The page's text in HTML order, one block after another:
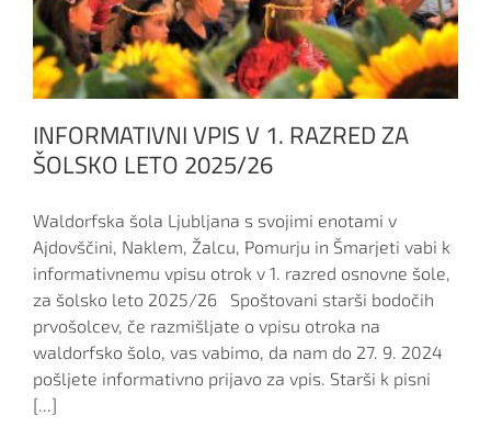
INFORMATIVNI VPIS V 1. RAZRED ZA
ŠOLSKO LETO 2025/26
Waldorfska šola Ljubljana s svojimi enotami v
Ajdovščini, Naklem, Žalcu, Pomurju in Šmarjeti vabi k
informativnemu vpisu otrok v 1. razred osnovne šole,
za šolsko leto 2025/26 Spoštovani starši bodočih
prvošolcev, če razmišljate o vpisu otroka na
waldorfsko šolo, vas vabimo, da nam do 27. 9. 2024
pošljete informativno prijavo za vpis. Starši k pisni
[...]